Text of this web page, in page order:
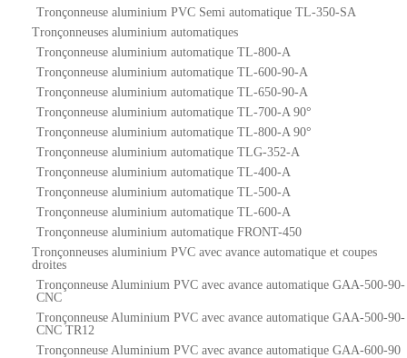
Tronçonneuse aluminium PVC Semi automatique TL-350-SA
Tronçonneuses aluminium automatiques
Tronçonneuse aluminium automatique TL-800-A
Tronçonneuse aluminium automatique TL-600-90-A
Tronçonneuse aluminium automatique TL-650-90-A
Tronçonneuse aluminium automatique TL-700-A 90°
Tronçonneuse aluminium automatique TL-800-A 90°
Tronçonneuse aluminium automatique TLG-352-A
Tronçonneuse aluminium automatique TL-400-A
Tronçonneuse aluminium automatique TL-500-A
Tronçonneuse aluminium automatique TL-600-A
Tronçonneuse aluminium automatique FRONT-450
Tronçonneuses aluminium PVC avec avance automatique et coupes
droites
Tronçonneuse Aluminium PVC avec avance automatique GAA-500-90-
CNC
Tronçonneuse Aluminium PVC avec avance automatique GAA-500-90-
CNC TR12
Tronçonneuse Aluminium PVC avec avance automatique GAA-600-90